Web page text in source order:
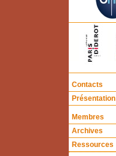
Contacts
Présentation
Membres
Archives
Ressources